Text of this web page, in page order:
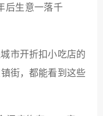
市开折扣小吃店的
街，都能看到这些